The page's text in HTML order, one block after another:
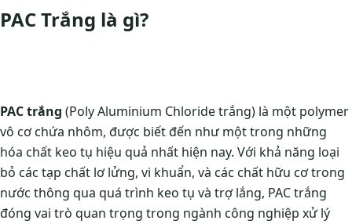
PAC Trắng là gì?
PAC trắng (Poly Aluminium Chloride trắng) là một polymer
vô cơ chứa nhôm, được biết đến như một trong những
hóa chất keo tụ hiệu quả nhất hiện nay. Với khả năng loại
bỏ các tạp chất lơ lửng, vi khuẩn, và các chất hữu cơ trong
nước thông qua quá trình keo tụ và trợ lắng, PAC trắng
đóng vai trò quan trọng trong ngành công nghiệp xử lý